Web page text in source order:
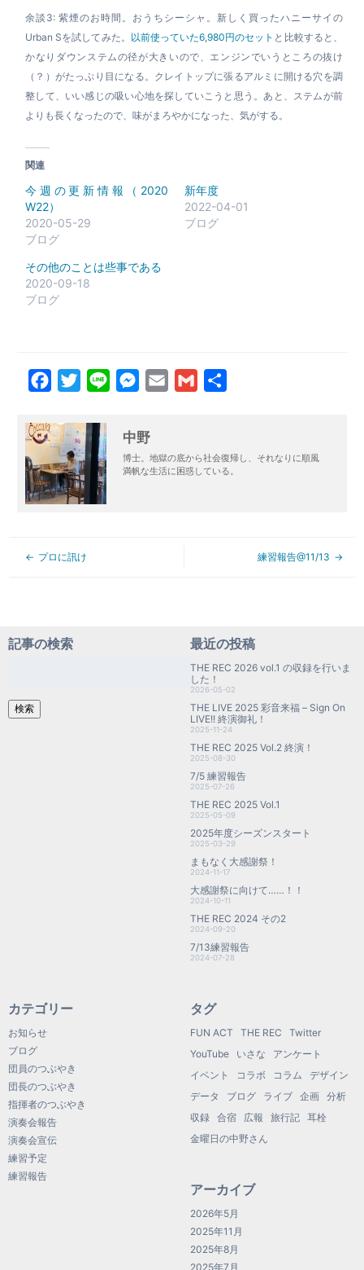
余談3:紫煙のお時間。おうちシーシャ。新しく買ったハニーサイの
Urban Sを試してみた。 以前使っていた6,980円のセット と比較すると、
かなりダウンステムの径が大きいので、エンジンでいうところの抜け
（？）がたっぷり目になる。クレイトップに張るアルミに開ける穴を調
整して、いい感じの吸い心地を探していこうと思う。あと、ステムが前
よりも長くなったので、味がまろやかになった、気がする。
関連
今週の更新情報（2020
W22）
2020-05-29
ブログ
新年度
2022-04-01
ブログ
その他のことは些事である
2020-09-18
ブログ
FacebookTwitterLine Messenger
Email Gmail
中野
博士。地獄の底から社会復帰し、それなりに順風
満帆な生活に困惑している。
プロに訊け 練習報告@11/13
記事の検索
検索
最近の投稿
THE REC 2026 vol.1 の収録を行いま
した！
2026-05-02
THE LIVE 2025 彩音来福 – Sign On
LIVE!! 終演御礼！
2025-11-24
THE REC 2025 Vol.2 終演！
2025-08-30
7/5 練習報告
2025-07-26
THE REC 2025 Vol.1
2025-05-09
2025年度シーズンスタート
2025-03-29
まもなく大感謝祭！
2024-11-17
大感謝祭に向けて……！！
2024-10-11
THE REC 2024 その2
2024-09-20
7/13練習報告
2024-07-28
カテゴリー
お知らせ
ブログ
団員のつぶやき
団長のつぶやき
指揮者のつぶやき
演奏会報告
演奏会宣伝
練習予定
練習報告
タグ
FUN ACT THE REC
Twitter
YouTube
いさな
アンケート
イベント
コラボ コラム
デザイン
データ
ブログ ライブ 企画
分析
収録
合宿 広報 旅行記
耳栓
金曜日の中野さん
アーカイブ
2026年5月
2025年11月
2025年8月
2025年7月